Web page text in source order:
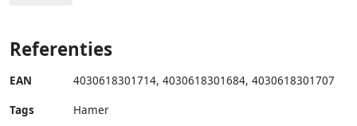
Referenties
EAN 4030618301714, 4030618301684, 4030618301707
Tags
Hamer